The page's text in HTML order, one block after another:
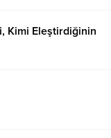
Kimi Eleştirdiğinin